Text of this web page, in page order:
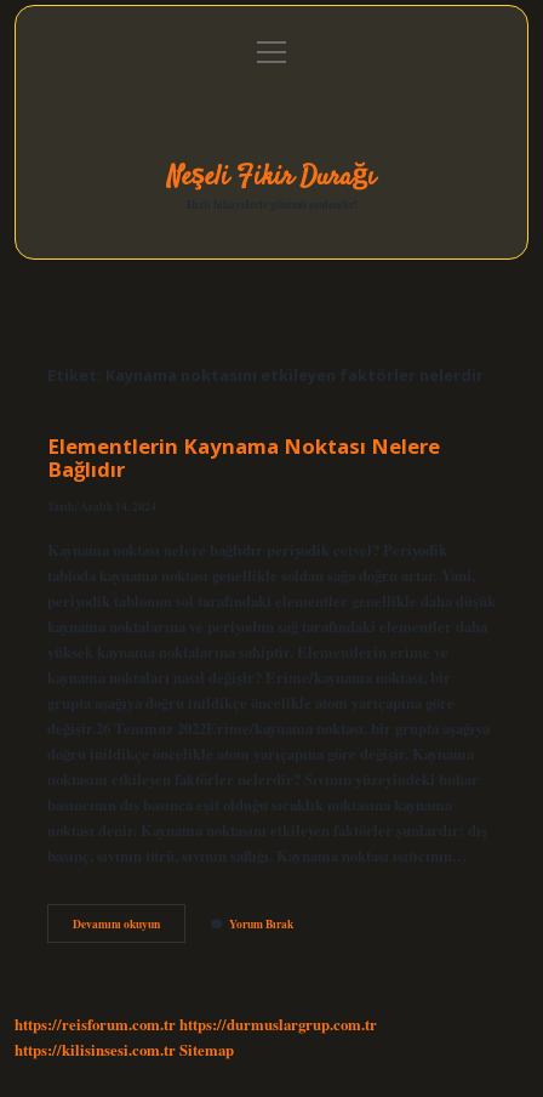
Gizlilik Politikası
menüyü
aç
Neşeli Fikir Durağı
Etiket: Kaynama noktasını etkileyen faktörler nelerdir
Elementlerin Kaynama Noktası Nelere
Bağlıdır
Tarih: Aralık 14, 2024
Kaynama noktası nelere bağlıdır periyodik cetvel? Periyodik
tabloda kaynama noktası genellikle soldan sağa doğru artar. Yani,
periyodik tablonun sol tarafındaki elementler genellikle daha düşük
kaynama noktalarına ve periyodun sağ tarafındaki elementler daha
yüksek kaynama noktalarına sahiptir. Elementlerin erime ve
kaynama noktaları nasıl değişir? Erime/kaynama noktası, bir
grupta aşağıya doğru inildikçe öncelikle atom yarıçapına göre
değişir.26 Temmuz 2022Erime/kaynama noktası, bir grupta aşağıya
doğru inildikçe öncelikle atom yarıçapına göre değişir. Kaynama
noktasını etkileyen faktörler nelerdir? Sıvının yüzeyindeki buhar
basıncının dış basınca eşit olduğu sıcaklık noktasına kaynama
noktası denir. Kaynama noktasını etkileyen faktörler şunlardır: dış
basınç, sıvının türü, sıvının saflığı. Kaynama noktası ısıtıcının…
Devamını okuyunElementlerin
Kaynama
Yorum Bırak
https://reisforum.com.trhttps://durmuslargrup.com.tr
https://kilisinsesi.com.trSitemap